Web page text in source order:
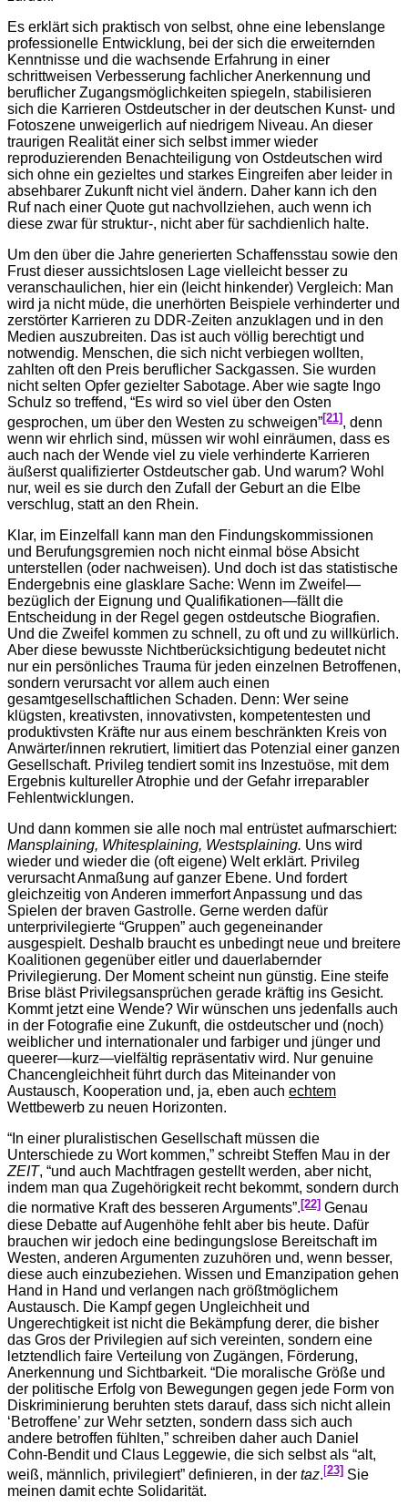
Es erklärt sich praktisch von selbst, ohne eine lebenslange
professionelle Entwicklung, bei der sich die erweiternden
Kenntnisse und die wachsende Erfahrung in einer
schrittweisen Verbesserung fachlicher Anerkennung und
beruflicher Zugangsmöglichkeiten spiegeln, stabilisieren
sich die Karrieren Ostdeutscher in der deutschen Kunst- und
Fotoszene unweigerlich auf niedrigem Niveau. An dieser
traurigen Realität einer sich selbst immer wieder
reproduzierenden Benachteiligung von Ostdeutschen wird
sich ohne ein gezieltes und starkes Eingreifen aber leider in
absehbarer Zukunft nicht viel ändern. Daher kann ich den
Ruf nach einer Quote gut nachvollziehen, auch wenn ich
diese zwar für struktur-, nicht aber für sachdienlich halte.
Um den über die Jahre generierten Schaffensstau sowie den
Frust dieser aussichtslosen Lage vielleicht besser zu
veranschaulichen, hier ein (leicht hinkender) Vergleich: Man
wird ja nicht müde, die unerhörten Beispiele verhinderter und
zerstörter Karrieren zu DDR-Zeiten anzuklagen und in den
Medien auszubreiten. Das ist auch völlig berechtigt und
notwendig. Menschen, die sich nicht verbiegen wollten,
zahlten oft den Preis beruflicher Sackgassen. Sie wurden
nicht selten Opfer gezielter Sabotage. Aber wie sagte Ingo
Schulz so treffend, “Es wird so viel über den Osten
gesprochen, um über den Westen zu schweigen”[21] , denn
wenn wir ehrlich sind, müssen wir wohl einräumen, dass es
auch nach der Wende viel zu viele verhinderte Karrieren
äußerst qualifizierter Ostdeutscher gab. Und warum? Wohl
nur, weil es sie durch den Zufall der Geburt an die Elbe
verschlug, statt an den Rhein.
Klar, im Einzelfall kann man den Findungskommissionen
und Berufungsgremien noch nicht einmal böse Absicht
unterstellen (oder nachweisen). Und doch ist das statistische
Endergebnis eine glasklare Sache: Wenn im Zweifel—
bezüglich der Eignung und Qualifikationen—fällt die
Entscheidung in der Regel gegen ostdeutsche Biografien.
Und die Zweifel kommen zu schnell, zu oft und zu willkürlich.
Aber diese bewusste Nichtberücksichtigung bedeutet nicht
nur ein persönliches Trauma für jeden einzelnen Betroffenen,
sondern verursacht vor allem auch einen
gesamtgesellschaftlichen Schaden. Denn: Wer seine
klügsten, kreativsten, innovativsten, kompetentesten und
produktivsten Kräfte nur aus einem beschränkten Kreis von
Anwärter/innen rekrutiert, limitiert das Potenzial einer ganzen
Gesellschaft. Privileg tendiert somit ins Inzestuöse, mit dem
Ergebnis kultureller Atrophie und der Gefahr irreparabler
Fehlentwicklungen.
Und dann kommen sie alle noch mal entrüstet aufmarschiert:
Mansplaining, Whitesplaining, Westsplaining. Uns wird
wieder und wieder die (oft eigene) Welt erklärt. Privileg
verursacht Anmaßung auf ganzer Ebene. Und fordert
gleichzeitig von Anderen immerfort Anpassung und das
Spielen der braven Gastrolle. Gerne werden dafür
unterprivilegierte “Gruppen” auch gegeneinander
ausgespielt. Deshalb braucht es unbedingt neue und breitere
Koalitionen gegenüber eitler und dauerlabernder
Privilegierung. Der Moment scheint nun günstig. Eine steife
Brise bläst Privilegsansprüchen gerade kräftig ins Gesicht.
Kommt jetzt eine Wende? Wir wünschen uns jedenfalls auch
in der Fotografie eine Zukunft, die ostdeutscher und (noch)
weiblicher und internationaler und farbiger und jünger und
queerer—kurz—vielfältig repräsentativ wird. Nur genuine
Chancengleichheit führt durch das Miteinander von
Austausch, Kooperation und, ja, eben auch echtem
Wettbewerb zu neuen Horizonten.
“In einer pluralistischen Gesellschaft müssen die
Unterschiede zu Wort kommen,” schreibt Steffen Mau in der
ZEIT, “und auch Machtfragen gestellt werden, aber nicht,
indem man qua Zugehörigkeit recht bekommt, sondern durch
die normative Kraft des besseren Arguments”.[22] Genau
diese Debatte auf Augenhöhe fehlt aber bis heute. Dafür
brauchen wir jedoch eine bedingungslose Bereitschaft im
Westen, anderen Argumenten zuzuhören und, wenn besser,
diese auch einzubeziehen. Wissen und Emanzipation gehen
Hand in Hand und verlangen nach größtmöglichem
Austausch. Die Kampf gegen Ungleichheit und
Ungerechtigkeit ist nicht die Bekämpfung derer, die bisher
das Gros der Privilegien auf sich vereinten, sondern eine
letztendlich faire Verteilung von Zugängen, Förderung,
Anerkennung und Sichtbarkeit. “Die moralische Größe und
der politische Erfolg von Bewegungen gegen jede Form von
Diskriminierung beruhten stets darauf, dass sich nicht allein
‘Betroffene’ zur Wehr setzten, sondern dass sich auch
andere betroffen fühlten,” schreiben daher auch Daniel
Cohn-Bendit und Claus Leggewie, die sich selbst als “alt,
weiß, männlich, privilegiert” definieren, in der taz.[23] Sie
meinen damit echte Solidarität.